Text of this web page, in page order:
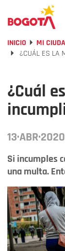
INICIO MI
¿CUÁL ES LA
¿Cuál
13·ABR·2020
Si incumples
una multa.